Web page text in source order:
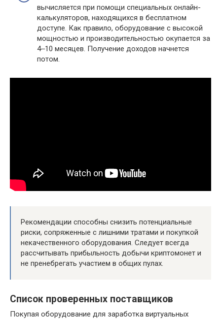
вычисляется при помощи специальных онлайн-
калькуляторов, находящихся в бесплатном
доступе. Как правило, оборудование с высокой
мощностью и производительностью окупается за
4‒10 месяцев. Получение доходов начнется
потом.
Рекомендации способны снизить потенциальные
риски, сопряженные с лишними тратами и покупкой
некачественного оборудования. Следует всегда
рассчитывать прибыльность добычи криптомонет и
не пренебрегать участием в общих пулах.
Список проверенных поставщиков
Покупая оборудование для заработка виртуальных